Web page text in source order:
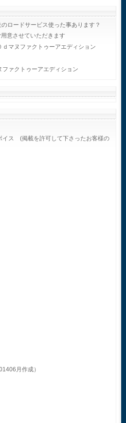
ロードサービス使った事あります？
意させていただきます
ｄマヌファクトゥーアエディション
ファクトゥーアエディション
ス (掲載を許可して下さったお客様の
月作成）